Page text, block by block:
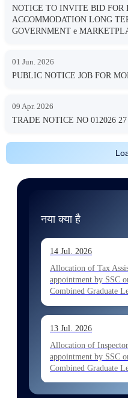
NOTICE TO INVITE BID FOR
ACCOMMODATION LONG
GOVERNMENT e
01 Jun. 2026
PUBLIC NOTICE JOB FOR
09 Apr. 2026
TRADE NOTICE NO 012026 27
नया क्या है
14 Jul. 2026
Allocation of Tax
appointment by SSC
Combined Graduate
13 Jul. 2026
Allocation of
appointment by SSC
Combined Graduate